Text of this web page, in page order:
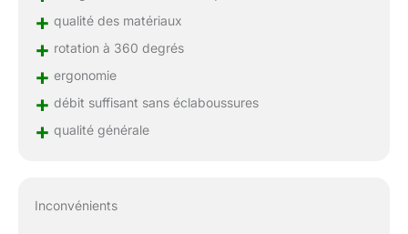
+ qualité des matériaux
+ rotation à 360 degrés
+ ergonomie
+ débit suffisant sans éclaboussures
+ qualité générale
Inconvénients